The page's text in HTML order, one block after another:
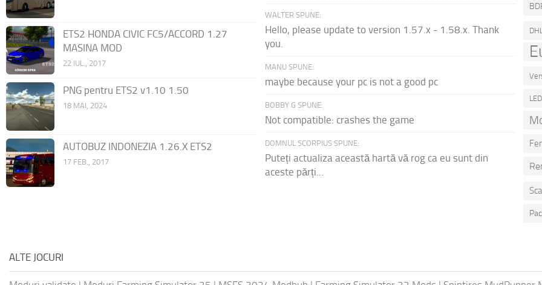
ETS2 HONDA CIVIC FC5/ACCORD 1.27
MASINA MOD
22 IUL., 2017
PNG pentru ETS2 v1.10 1.50
18 MAI, 2024
AUTOBUZ INDONEZIA 1.26.X ETS2
17 FEB., 2017
WALTER SPUNE:
Hello, please update to version 1.57.x - 1.58.x. Thank
you.
MANU SPUNE:
maybe because your pc is not a good pc
BOBBY G SPUNE:
Not compatible: crashes the game
DOMNUL SCORPIUS SPUNE:
Puteți actualiza această hartă vă rog ca eu sunt din
aceste părți...
LED
ALTE JOCURI